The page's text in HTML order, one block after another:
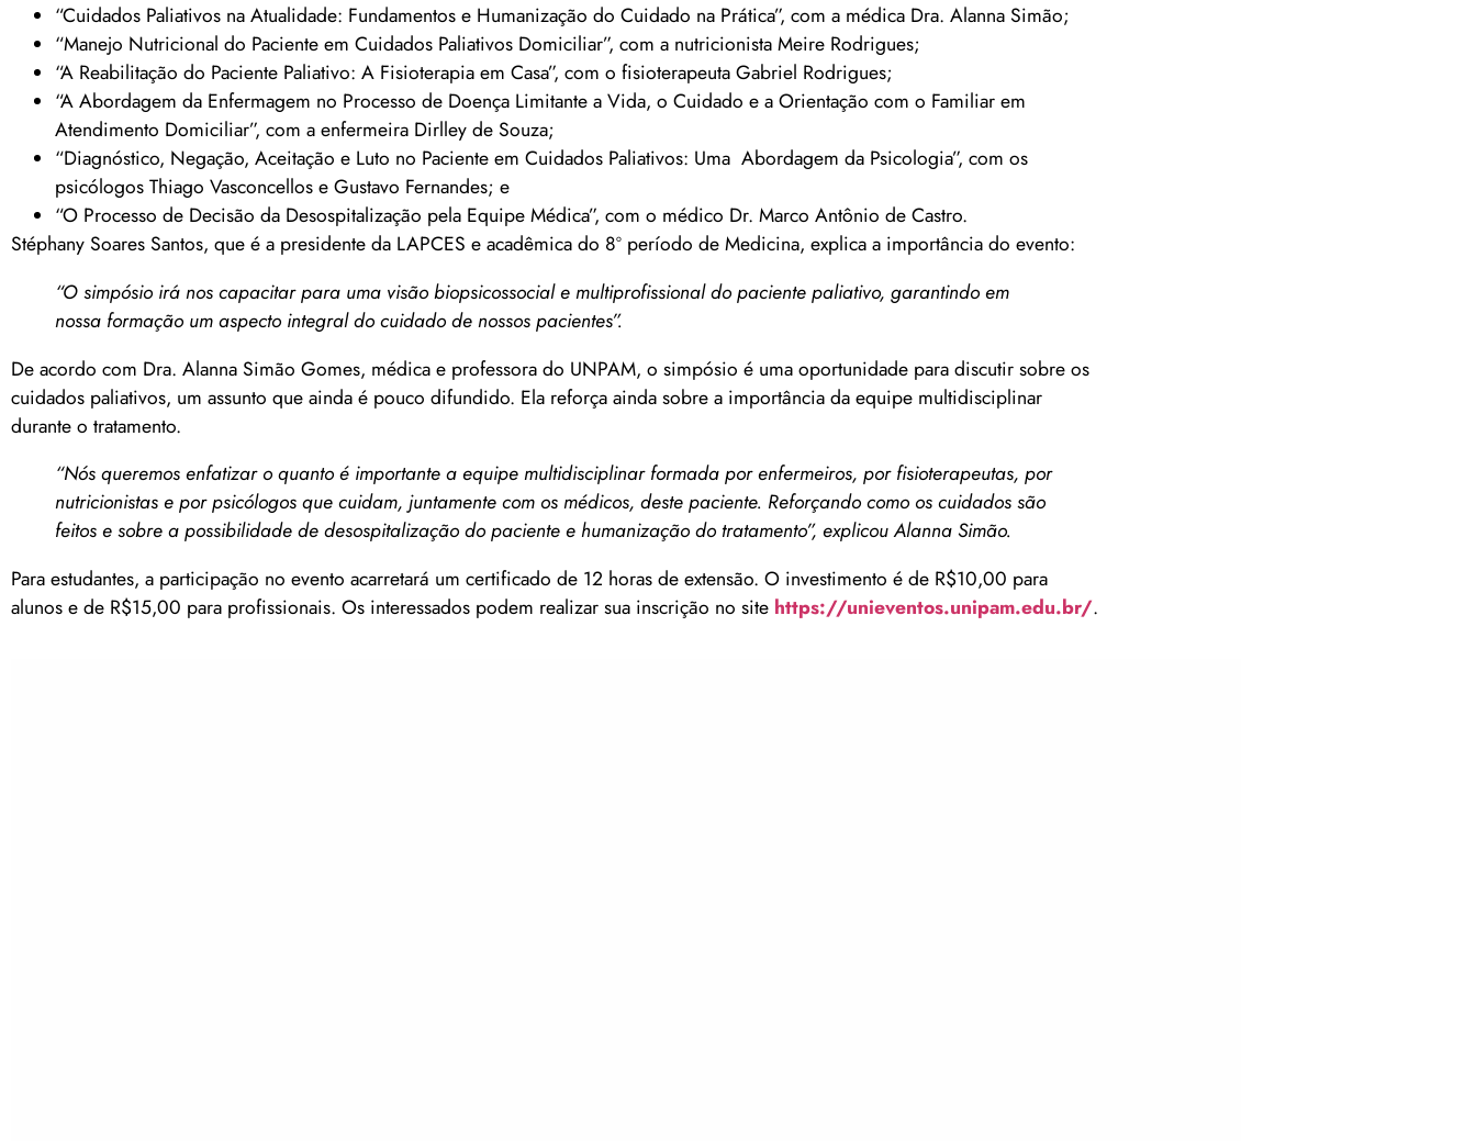
“Cuidados Paliativos na Atualidade: Fundamentos e Humanização do Cuidado na Prática”, com a médica Dra. Alanna Simão;
“Manejo Nutricional do Paciente em Cuidados Paliativos Domiciliar”, com a nutricionista Meire Rodrigues;
“A Reabilitação do Paciente Paliativo: A Fisioterapia em Casa”, com o fisioterapeuta Gabriel Rodrigues;
“A Abordagem da Enfermagem no Processo de Doença Limitante a Vida, o Cuidado e a Orientação com o Familiar em
Atendimento Domiciliar”, com a enfermeira Dirlley de Souza;
“Diagnóstico, Negação, Aceitação e Luto no Paciente em Cuidados Paliativos: Uma Abordagem da Psicologia”, com os
psicólogos Thiago Vasconcellos e Gustavo Fernandes; e
“O Processo de Decisão da Desospitalização pela Equipe Médica”, com o médico Dr. Marco Antônio de Castro.
Stéphany Soares Santos, que é a presidente da LAPCES e acadêmica do 8º período de Medicina, explica a importância do evento:
“O simpósio irá nos capacitar para uma visão biopsicossocial e multiprofissional do paciente paliativo, garantindo em
nossa formação um aspecto integral do cuidado de nossos pacientes”.
De acordo com Dra. Alanna Simão Gomes, médica e professora do UNPAM, o simpósio é uma oportunidade para discutir sobre os
cuidados paliativos, um assunto que ainda é pouco difundido. Ela reforça ainda sobre a importância da equipe multidisciplinar
durante o tratamento.
“Nós queremos enfatizar o quanto é importante a equipe multidisciplinar formada por enfermeiros, por fisioterapeutas, por
nutricionistas e por psicólogos que cuidam, juntamente com os médicos, deste paciente. Reforçando como os cuidados são
feitos e sobre a possibilidade de desospitalização do paciente e humanização do tratamento”, explicou Alanna Simão.
Para estudantes, a participação no evento acarretará um certificado de 12 horas de extensão. O investimento é de R$10,00 para
alunos e de R$15,00 para profissionais. Os interessados podem realizar sua inscrição no site https://unieventos.unipam.edu.br/.